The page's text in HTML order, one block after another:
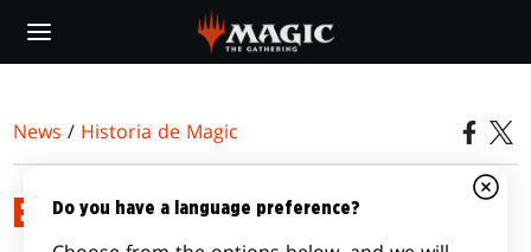
main
News / Historia de Magic
EL TARKIR DE LOS DRAGONES
Do you have a language preference?